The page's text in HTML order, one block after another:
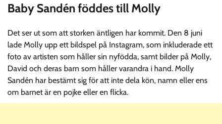
Baby Sandén föddes till Molly
Det ser ut som att storken äntligen har kommit. Den 8 juni
lade Molly upp ett bildspel på Instagram, som inkluderade ett
foto av artisten som håller sin nyfödda, samt bilder på Molly,
David och deras barn som håller varandra i hand. Molly
Sandén har bestämt sig för att inte dela kön, namn eller ens
om barnet är en pojke eller en flicka.